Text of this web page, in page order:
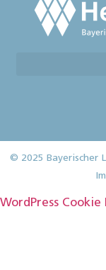
© 2025 Bayerischer
WordPress